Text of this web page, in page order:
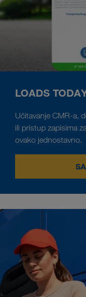
LOADS
Učitavanje CMR-a,
ili pristup zapisima
ovako jednostavno.